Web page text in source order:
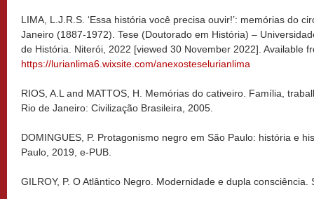
LIMA, L.J.R.S. ‘Essa história você precisa ouvir!’: memórias do
Janeiro (1887-1972). Tese (Doutorado em História) –
de História. Niterói, 2022 [viewed 30 November 2022]. Available
https://lurianlima6.wixsite.com/anexosteselurianlima
RIOS, A.L and MATTOS, H. Memórias do cativeiro. Família,
Rio de Janeiro: Civilização Brasileira, 2005.
DOMINGUES, P. Protagonismo negro em São Paulo: história e
Paulo, 2019, e-PUB.
GILROY, P. O Atlântico Negro. Modernidade e dupla